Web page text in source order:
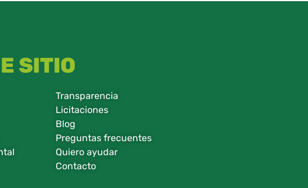
SITIO
Transparencia
Licitaciones
Blog
Preguntas frecuentes
Quiero ayudar
Contacto